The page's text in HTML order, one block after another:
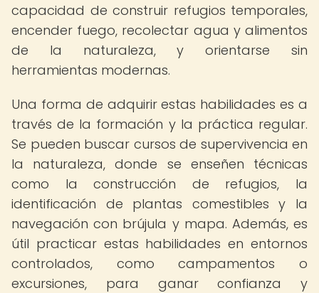
capacidad de construir refugios temporales,
encender fuego, recolectar agua y alimentos
de la naturaleza, y orientarse sin
herramientas modernas.
Una forma de adquirir estas habilidades es a
través de la formación y la práctica regular.
Se pueden buscar cursos de supervivencia en
la naturaleza, donde se enseñen técnicas
como la construcción de refugios, la
identificación de plantas comestibles y la
navegación con brújula y mapa. Además, es
útil practicar estas habilidades en entornos
controlados, como campamentos o
excursiones, para ganar confianza y